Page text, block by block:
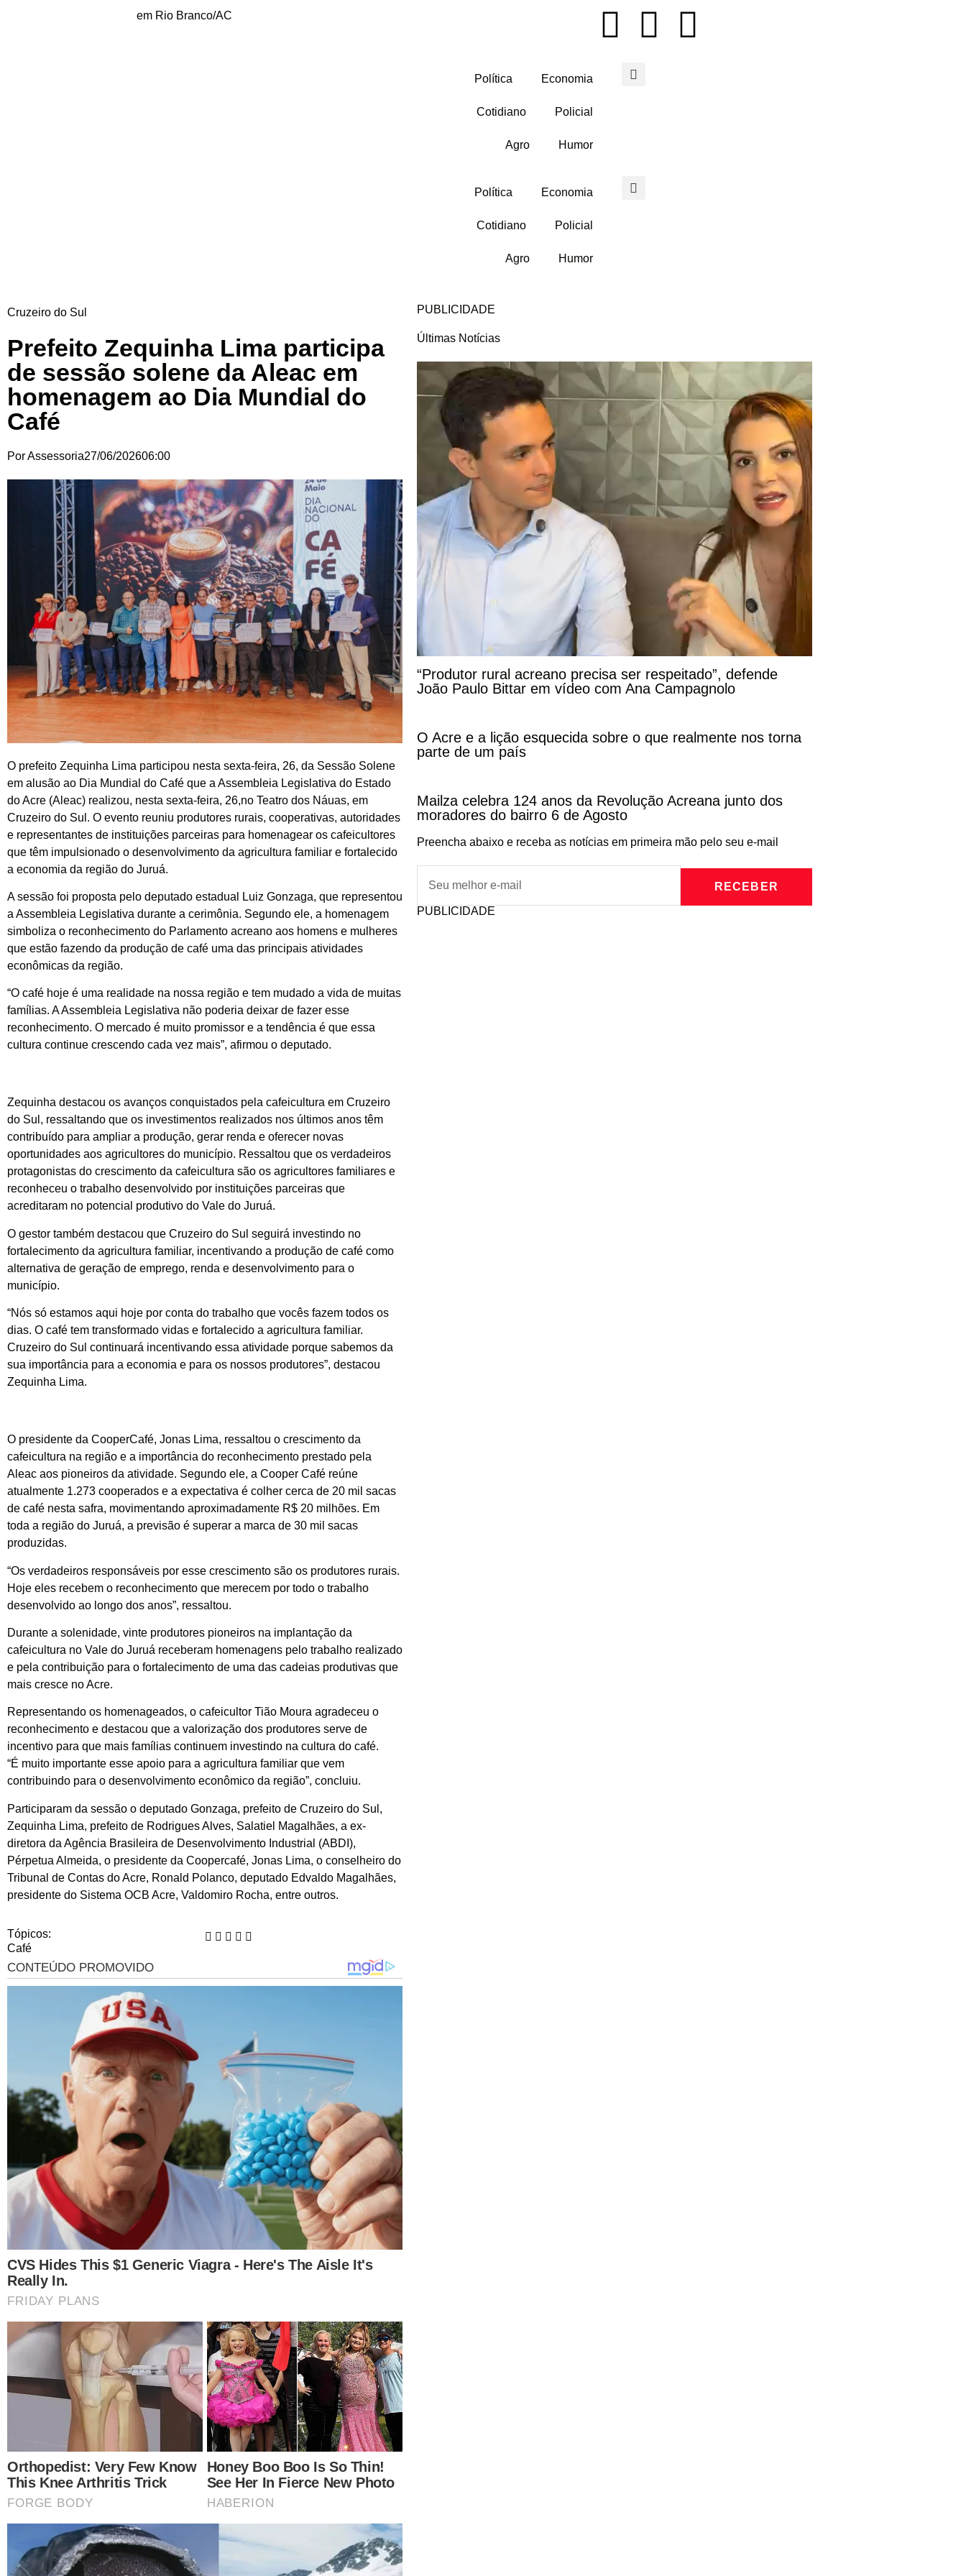
em Rio Branco/AC
Política Economia
Cotidiano Policial
Agro Humor
Política Economia
Cotidiano Policial
Agro Humor
Cruzeiro do Sul
Prefeito Zequinha Lima participa
de sessão solene da Aleac em
homenagem ao Dia Mundial do
Café
PorAssessoria27/06/202606:00
O prefeito Zequinha Lima participou nesta sexta-feira, 26, da Sessão Solene
em alusão ao Dia Mundial do Café que a Assembleia Legislativa do Estado
do Acre (Aleac) realizou, nesta sexta-feira, 26,no Teatro dos Náuas, em
Cruzeiro do Sul. O evento reuniu produtores rurais, cooperativas, autoridades
e representantes de instituições parceiras para homenagear os cafeicultores
que têm impulsionado o desenvolvimento da agricultura familiar e fortalecido
a economia da região do Juruá.
A sessão foi proposta pelo deputado estadual Luiz Gonzaga, que representou
a Assembleia Legislativa durante a cerimônia. Segundo ele, a homenagem
simboliza o reconhecimento do Parlamento acreano aos homens e mulheres
que estão fazendo da produção de café uma das principais atividades
econômicas da região.
“O café hoje é uma realidade na nossa região e tem mudado a vida de muitas
famílias. A Assembleia Legislativa não poderia deixar de fazer esse
reconhecimento. O mercado é muito promissor e a tendência é que essa
cultura continue crescendo cada vez mais”, afirmou o deputado.
Zequinha destacou os avanços conquistados pela cafeicultura em Cruzeiro
do Sul, ressaltando que os investimentos realizados nos últimos anos têm
contribuído para ampliar a produção, gerar renda e oferecer novas
oportunidades aos agricultores do município. Ressaltou que os verdadeiros
protagonistas do crescimento da cafeicultura são os agricultores familiares e
reconheceu o trabalho desenvolvido por instituições parceiras que
acreditaram no potencial produtivo do Vale do Juruá.
O gestor também destacou que Cruzeiro do Sul seguirá investindo no
fortalecimento da agricultura familiar, incentivando a produção de café como
alternativa de geração de emprego, renda e desenvolvimento para o
município.
“Nós só estamos aqui hoje por conta do trabalho que vocês fazem todos os
dias. O café tem transformado vidas e fortalecido a agricultura familiar.
Cruzeiro do Sul continuará incentivando essa atividade porque sabemos da
sua importância para a economia e para os nossos produtores”, destacou
Zequinha Lima.
O presidente da CooperCafé, Jonas Lima, ressaltou o crescimento da
cafeicultura na região e a importância do reconhecimento prestado pela
Aleac aos pioneiros da atividade. Segundo ele, a Cooper Café reúne
atualmente 1.273 cooperados e a expectativa é colher cerca de 20 mil sacas
de café nesta safra, movimentando aproximadamente R$ 20 milhões. Em
toda a região do Juruá, a previsão é superar a marca de 30 mil sacas
produzidas.
“Os verdadeiros responsáveis por esse crescimento são os produtores rurais.
Hoje eles recebem o reconhecimento que merecem por todo o trabalho
desenvolvido ao longo dos anos”, ressaltou.
Durante a solenidade, vinte produtores pioneiros na implantação da
cafeicultura no Vale do Juruá receberam homenagens pelo trabalho realizado
e pela contribuição para o fortalecimento de uma das cadeias produtivas que
mais cresce no Acre.
Representando os homenageados, o cafeicultor Tião Moura agradeceu o
reconhecimento e destacou que a valorização dos produtores serve de
incentivo para que mais famílias continuem investindo na cultura do café.
“É muito importante esse apoio para a agricultura familiar que vem
contribuindo para o desenvolvimento econômico da região”, concluiu.
Participaram da sessão o deputado Gonzaga, prefeito de Cruzeiro do Sul,
Zequinha Lima, prefeito de Rodrigues Alves, Salatiel Magalhães, a ex-
diretora da Agência Brasileira de Desenvolvimento Industrial (ABDI),
Pérpetua Almeida, o presidente da Coopercafé, Jonas Lima, o conselheiro do
Tribunal de Contas do Acre, Ronald Polanco, deputado Edvaldo Magalhães,
presidente do Sistema OCB Acre, Valdomiro Rocha, entre outros.
Tópicos:
Café
PUBLICIDADE
Últimas Notícias
“Produtor rural acreano precisa ser respeitado”, defende
João Paulo Bittar em vídeo com Ana Campagnolo
O Acre e a lição esquecida sobre o que realmente nos torna
parte de um país
Mailza celebra 124 anos da Revolução Acreana junto dos
moradores do bairro 6 de Agosto
Preencha abaixo e receba as notícias em primeira mão pelo seu e-mail
RECEBER
PUBLICIDADE